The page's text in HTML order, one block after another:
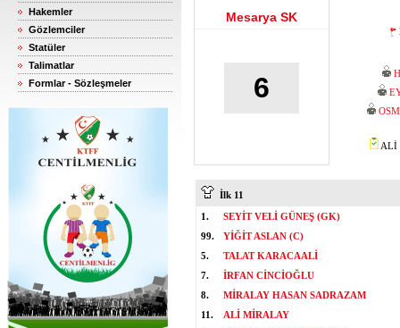
Hakemler
Gözlemciler
Statüler
Talimatlar
Formlar - Sözleşmeler
Mesarya SK
6
ALİ
İlk 11
1.
SEYİT VELİ GÜNEŞ (GK)
99.
YİĞİT ASLAN (C)
5.
TALAT KARACAALİ
7.
İRFAN CİNCİOĞLU
8.
MİRALAY HASAN SADRAZAM
11.
ALİ MİRALAY